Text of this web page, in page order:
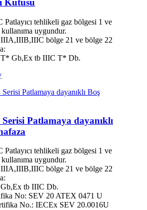
Kutusu
tehlikeli gaz bölgesi 1 ve
uygundur.
IIIA,IIIB,IIIC bölge 21 ve bölge 22
Gb,Ex tb IIIC T* Db.
Patlamaya dayanıklı
tehlikeli gaz bölgesi 1 ve
uygundur.
IIIA,IIIB,IIIC bölge 21 ve bölge 22
tb IIIC Db.
No: SEV 20 ATEX 0471 U
No.: IECEx SEV 20.0016U